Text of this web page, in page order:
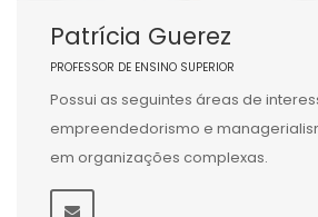
Patrícia Guerez
PROFESSOR DE ENSINO SUPERIOR
Possui as seguintes áreas de
empreendedorismo e
em organizações complexas.